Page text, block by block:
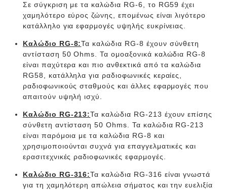
Σε σύγκριση με τα καλώδια RG-6, το RG59 έχει
χαμηλότερο εύρος ζώνης, επομένως είναι λιγότερο
κατάλληλο για εφαρμογές υψηλής ευκρίνειας.
Καλώδιο RG-8:Τα καλώδια RG-8 έχουν σύνθετη
αντίσταση 50 Ohms. Τα ομοαξονικά καλώδια RG-8
είναι παχύτερα και πιο ανθεκτικά από τα καλώδια
RG58, κατάλληλα για ραδιοφωνικές κεραίες,
ραδιοφωνικούς σταθμούς και άλλες εφαρμογές που
απαιτούν υψηλή ισχύ.
Καλώδιο RG-213:Τα καλώδια RG-213 έχουν επίσης
σύνθετη αντίσταση 50 Ohms. Τα καλώδια RG-213
είναι παρόμοια με τα καλώδια RG-8 και
χρησιμοποιούνται συχνά για επαγγελματικές και
ερασιτεχνικές ραδιοφωνικές εφαρμογές.
Καλώδιο RG-316:Τα καλώδια RG-316 είναι γνωστά
για τη χαμηλότερη απώλεια σήματος και την ευελιξία